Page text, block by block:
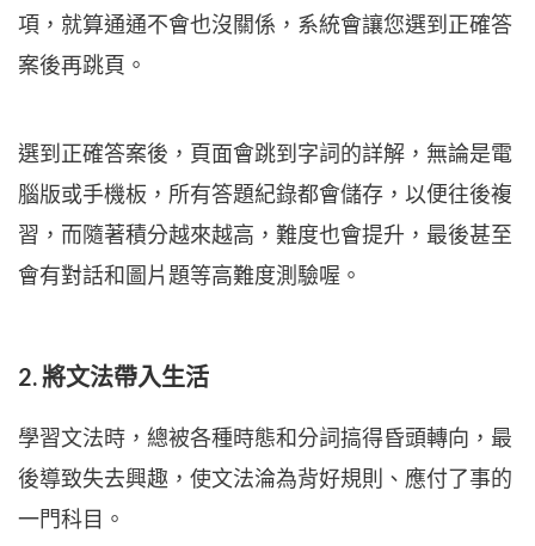
項，就算通通不會也沒關係，系統會讓您選到正確答
案後再跳頁。
選到正確答案後，頁面會跳到字詞的詳解，無論是電
腦版或手機板，所有答題紀錄都會儲存，以便往後複
習，而隨著積分越來越高，難度也會提升，最後甚至
會有對話和圖片題等高難度測驗喔。
2. 將文法帶入生活
學習文法時，總被各種時態和分詞搞得昏頭轉向，最
後導致失去興趣，使文法淪為背好規則、應付了事的
一門科目。